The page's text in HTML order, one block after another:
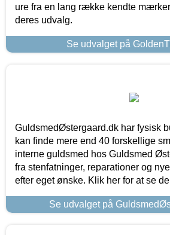
ure fra en lang række kendte
deres udvalg.
Se udvalget på
GuldsmedØstergaard.dk har fysisk
kan finde mere end 40 forskellige
interne guldsmed hos Guldsmed
fra stenfatninger, reparationer og
efter eget ønske. Klik her for at se
Se udvalget på